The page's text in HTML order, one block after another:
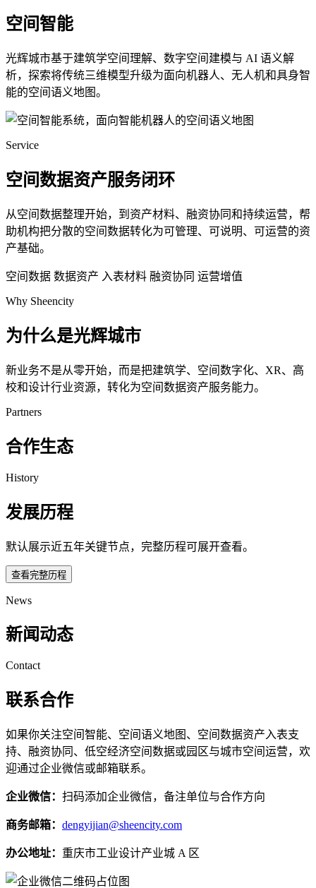
空间智能
光辉城市基于建筑学空间理解、数字空间建模与 AI 语义解
析，探索将传统三维模型升级为面向机器人、无人机和具身智
能的空间语义地图。
Service
空间数据资产服务闭环
从空间数据整理开始，到资产材料、融资协同和持续运营，帮
助机构把分散的空间数据转化为可管理、可说明、可运营的资
产基础。
空间数据 数据资产 入表材料 融资协同 运营增值
Why Sheencity
为什么是光辉城市
新业务不是从零开始，而是把建筑学、空间数字化、XR、高
校和设计行业资源，转化为空间数据资产服务能力。
Partners
合作生态
History
发展历程
默认展示近五年关键节点，完整历程可展开查看。
查看完整历程
News
新闻动态
Contact
联系合作
如果你关注空间智能、空间语义地图、空间数据资产入表支
持、融资协同、低空经济空间数据或园区与城市空间运营，欢
迎通过企业微信或邮箱联系。
企业微信： 扫码添加企业微信，备注单位与合作方向
商务邮箱： dengyijian@sheencity.com
办公地址： 重庆市工业设计产业城 A 区